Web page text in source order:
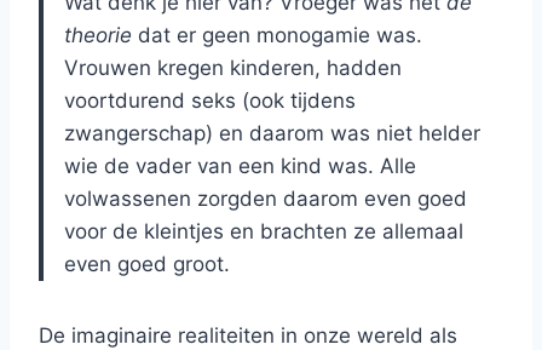
theorie dat er geen monogamie was.
Vrouwen kregen kinderen, hadden
voortdurend seks (ook tijdens
zwangerschap) en daarom was niet helder
wie de vader van een kind was. Alle
volwassenen zorgden daarom even goed
voor de kleintjes en brachten ze allemaal
even goed groot.
De imaginaire realiteiten in onze wereld als